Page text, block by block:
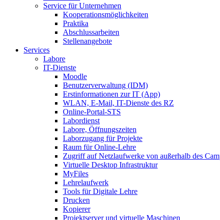
Service für Unternehmen
Kooperationsmöglichkeiten
Praktika
Abschlussarbeiten
Stellenangebote
Services
Labore
IT-Dienste
Moodle
Benutzerverwaltung (IDM)
Erstinformationen zur IT (App)
WLAN, E-Mail, IT-Dienste des RZ
Online-Portal-STS
Labordienst
Labore, Öffnungszeiten
Laborzugang für Projekte
Raum für Online-Lehre
Zugriff auf Netzlaufwerke von außerhalb des
Virtuelle Desktop Infrastruktur
MyFiles
Lehrelaufwerk
Tools für Digitale Lehre
Drucken
Kopierer
Projektserver und virtuelle Maschinen